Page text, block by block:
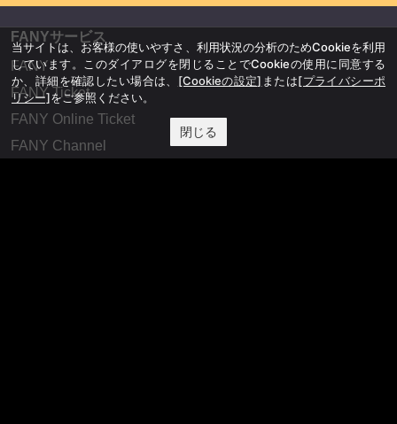
FANYサービス
FANY
FANY Ticket
FANY Online Ticket
FANY Channel
当サイトは、お客様の使いやすさ、利用状況の分析のためCookieを利用
しています。このダイアログを閉じることでCookieの使用に同意する
か、詳細を確認したい場合は、 [Cookieの設定] または[プライバシーポ
リシー]をご参照ください。
閉じる